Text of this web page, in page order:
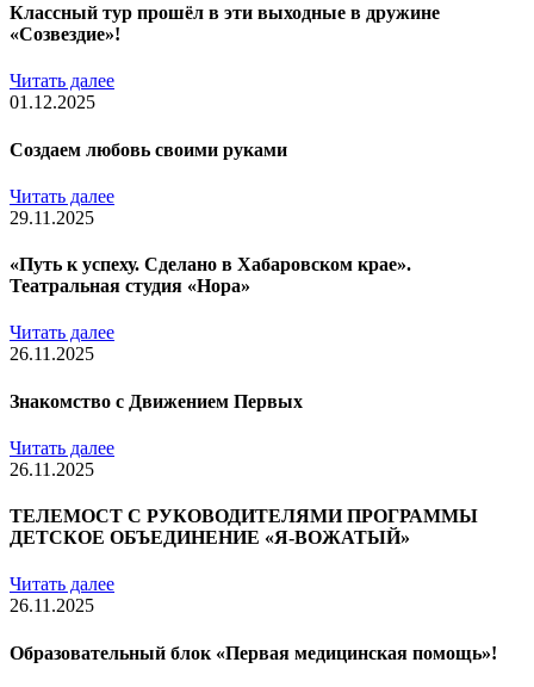
Классный тур прошёл в эти выходные в дружине
«Созвездие»!
Читать далее
01.12.2025
Создаем любовь своими руками
Читать далее
29.11.2025
«Путь к успеху. Сделано в Хабаровском крае».
Театральная студия «Нора»
Читать далее
26.11.2025
Знакомство с Движением Первых
Читать далее
26.11.2025
ТЕЛЕМОСТ С РУКОВОДИТЕЛЯМИ ПРОГРАММЫ
ДЕТСКОЕ ОБЪЕДИНЕНИЕ «Я-ВОЖАТЫЙ»
Читать далее
26.11.2025
Образовательный блок «Первая медицинская помощь»!